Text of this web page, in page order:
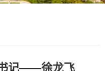
记——徐龙飞